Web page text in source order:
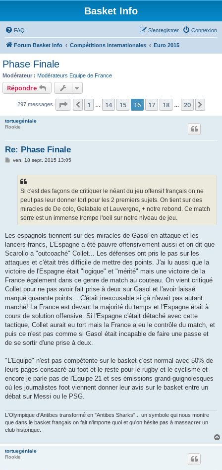
Basket Info
FAQ Connexion
S’enregistrer
Forum Basket Info Compétitions internationales Euro 2015
Phase Finale
Modérateur : Modérateurs Equipe de France
Répondre
297 messages Page 16 20
Précédente
1 14 15 16 17 18 20
tortuegéniale
Rookie
Re: Phase Finale
Mven. 18 sept. 2015 13:05
Si c'est des façons de critiquer le néant du jeu offensif français on ne
peut pas leur donner tort pour les 2 premiers sujets. On tient sur des
miracles de De colo, Gelabale et Lauvergne, + notre rebond. Ce match
serre est un immense trompe l'oeil sur notre niveau de jeu.
Les espagnols tiennent sur des miracles de Gasol en attaque et les
lancers-francs, L'Espagne a été pauvre offensivement aussi et on dit que
Scarolio a "outcoaché" Collet... Les défenses ont pris le pas sur les
attaques et c'était très difficile de mettre des points. J'ai lu aussi que la
victoire de l'Espagne était "logique" et "mérité" mais une victoire de la
France également dans ce genre de match au couteau. On vient critiqué
Collet pour ne pas avoir fait prise à deux sur Gasol et l'avoir laissé
marqué quarante points... C'était inexcusable si çà n'avait pas autant
marché! La France est devant la majorité du temps et l'Espagne était à
cours de solution offensive. Si l'Espagne c'était détaché avec cette
tactique, Collet aurait eu tort mais la France a eu le contrôle du match, et
puis ce n'est pas comme si Gasol était incapable de faire une passe et
de se sortir d'une prise à deux.
"L'Equipe" n'est pas compétente sur le basket c'est normal avec 50% de
leurs pages consacré au foot et le reste pour le rugby et le cyclisme et
encore je parle pas de l'Equipe 21 et ses émissions grand-guignolesques
où les journalistes foot viennent donner leur avis sur le basket entre un
débat sur Messi ou le PSG.
L'Olympique d'Antibes transformé en "Antibes Sharks"... un symbole qui nous montre
que dans le basket français on fait n'importe quoi et qu'on hésite pas à massacrer un
club historique.
tortuegéniale
Rookie